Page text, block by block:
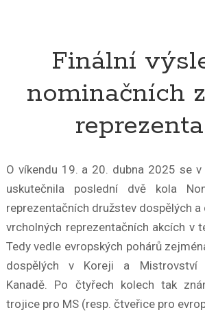
Finální
nominačních
O víkendu 19. a 20. dubna 2025 se v
uskutečnila poslední dvě kola
reprezentačních družstev dospělých
vrcholných reprezentačních akcích v
Tedy vedle evropských pohárů
dospělých v Koreji a
Kanadě. Po čtyřech kolech tak
trojice pro MS (resp. čtveřice pro